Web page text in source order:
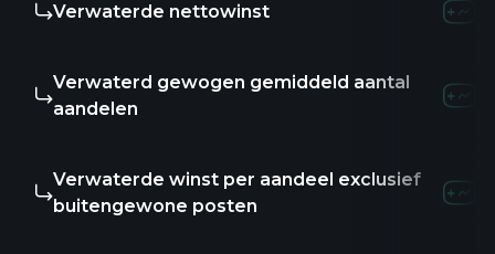
Verwaterde nettowinst
Verwaterd gewogen gemiddeld aantal
aandelen
Verwaterde winst per aandeel exclusief
buitengewone posten